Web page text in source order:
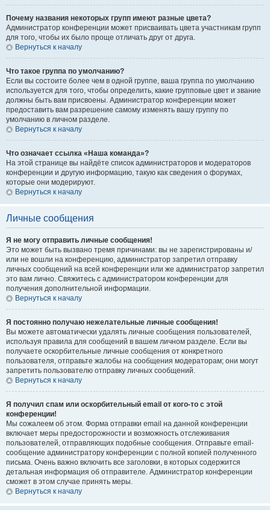
Почему названия некоторых групп имеют разные цвета?
Администратор конференции может присваивать цвета участникам групп
для того, чтобы их было проще отличать друг от друга.
Вернуться к началу
Что такое группа по умолчанию?
Если вы состоите более чем в одной группе, ваша группа по умолчанию
используется для того, чтобы определить, какие групповые цвет и звание
должны быть вам присвоены. Администратор конференции может
предоставить вам разрешение самому изменять вашу группу по
умолчанию в личном разделе.
Вернуться к началу
Что означает ссылка «Наша команда»?
На этой странице вы найдёте список администраторов и модераторов
конференции и другую информацию, такую как сведения о форумах,
которые они модерируют.
Вернуться к началу
Личные сообщения
Я не могу отправить личные сообщения!
Это может быть вызвано тремя причинами: вы не зарегистрированы и/
или не вошли на конференцию, администратор запретил отправку
личных сообщений на всей конференции или же администратор запретил
это вам лично. Свяжитесь с администратором конференции для
получения дополнительной информации.
Вернуться к началу
Я постоянно получаю нежелательные личные сообщения!
Вы можете автоматически удалять личные сообщения пользователей,
используя правила для сообщений в вашем личном разделе. Если вы
получаете оскорбительные личные сообщения от конкретного
пользователя, отправьте жалобы на сообщения модераторам; они могут
запретить пользователю отправку личных сообщений.
Вернуться к началу
Я получил спам или оскорбительный email от кого-то с этой
конференции!
Мы сожалеем об этом. Форма отправки email на данной конференции
включает меры предосторожности и возможность отслеживания
пользователей, отправляющих подобные сообщения. Отправьте email-
сообщение администратору конференции с полной копией полученного
письма. Очень важно включить все заголовки, в которых содержится
детальная информация об отправителе. Администратор конференции
сможет в этом случае принять меры.
Вернуться к началу